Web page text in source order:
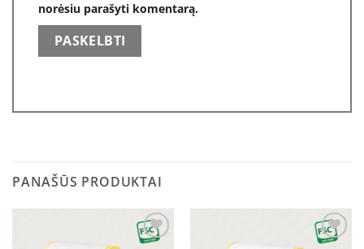
norėsiu parašyti komentarą.
PANAŠŪS PRODUKTAI